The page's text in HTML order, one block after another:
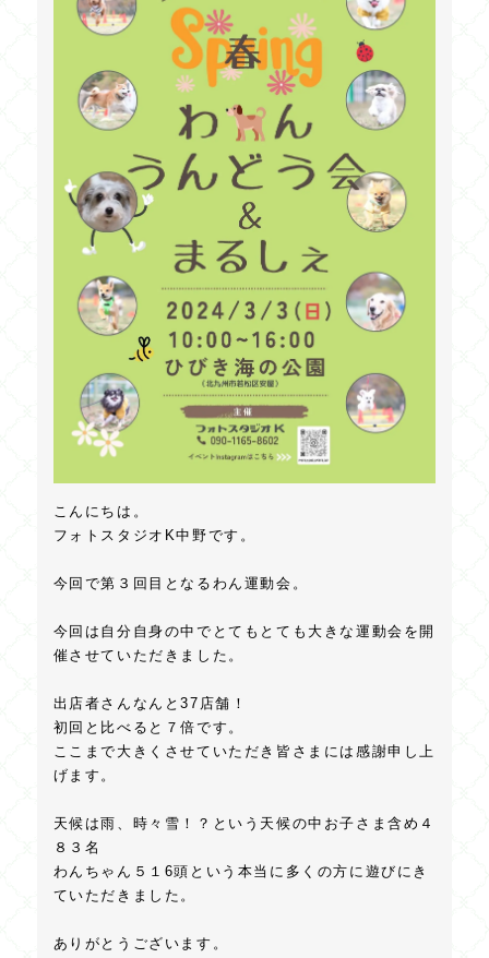
こんにちは。
フォトスタジオK中野です。
今回で第３回目となるわん運動会。
今回は自分自身の中でとてもとても大きな運動会を開
催させていただきました。
出店者さんなんと37店舗！
初回と比べると７倍です。
ここまで大きくさせていただき皆さまには感謝申し上
げます。
天候は雨、時々雪！？という天候の中お子さま含め４
８３名
わんちゃん５１6頭という本当に多くの方に遊びにき
ていただきました。
ありがとうございます。